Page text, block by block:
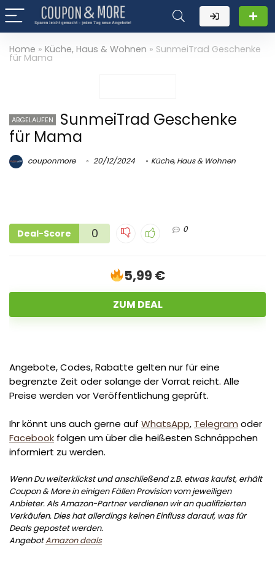
Home » Küche, Haus & Wohnen » SunmeiTrad Geschenke
für Mama
ABGELAUFEN
SunmeiTrad Geschenke
für Mama
couponmore 20/12/2024 Küche, Haus & Wohnen
Deal-Score 0 0
5,99 €
ZUM DEAL
Angebote, Codes, Rabatte gelten nur für eine
begrenzte Zeit oder solange der Vorrat reicht. Alle
Preise werden vor Veröffentlichung geprüft.
Ihr könnt uns auch gerne auf WhatsApp, Telegram oder
Facebook folgen um über die heißesten Schnäppchen
informiert zu werden.
Wenn Du weiterklickst und anschließend z.B. etwas kaufst, erhält
Coupon & More in einigen Fällen Provision vom jeweiligen
Anbieter. Als Amazon-Partner verdienen wir an qualifizierten
Verkäufen. Dies hat allerdings keinen Einfluss darauf, was für
Deals gepostet werden.
AngebotAmazon deals